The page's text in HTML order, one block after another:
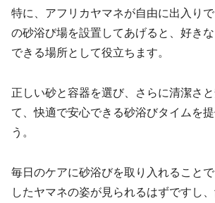
特に、アフリカヤマネが自由に出入り
の砂浴び場を設置してあげると、好き
できる場所として役立ちます。
正しい砂と容器を選び、さらに清潔さ
て、快適で安心できる砂浴びタイムを
う。
毎日のケアに砂浴びを取り入れること
したヤマネの姿が見られるはずですし